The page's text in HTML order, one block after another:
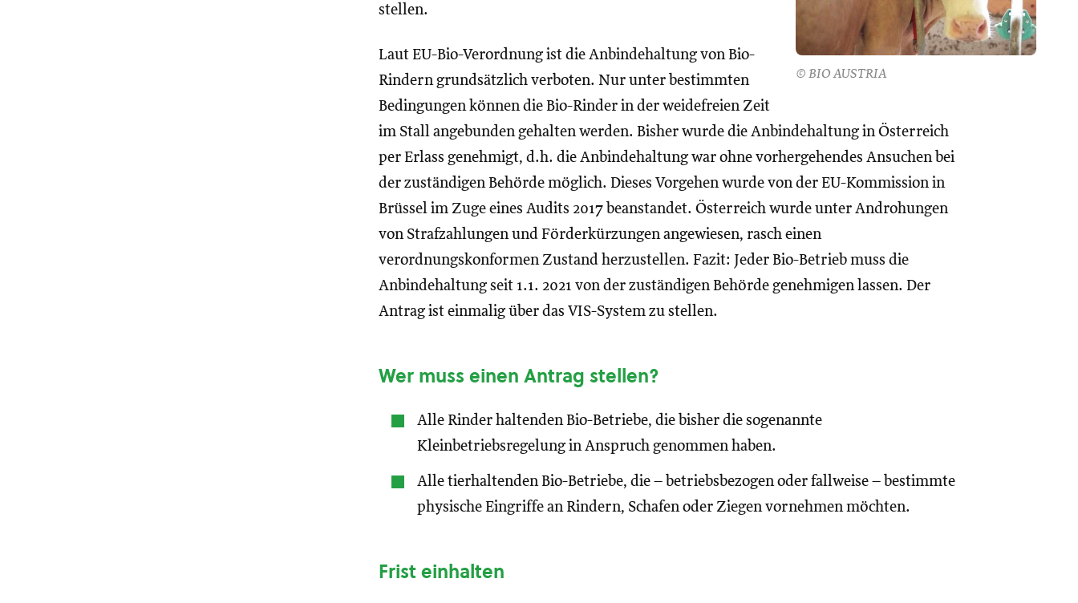
© BIO AUSTRIA
stellen.
Laut EU-Bio-Verordnung ist die Anbindehaltung von Bio-
Rindern grundsätzlich verboten. Nur unter bestimmten
Bedingungen können die Bio-Rinder in der weidefreien Zeit
im Stall angebunden gehalten werden. Bisher wurde die Anbindehaltung in Österreich
per Erlass genehmigt, d.h. die Anbindehaltung war ohne vorhergehendes Ansuchen bei
der zuständigen Behörde möglich. Dieses Vorgehen wurde von der EU-Kommission in
Brüssel im Zuge eines Audits 2017 beanstandet. Österreich wurde unter Androhungen
von Strafzahlungen und Förderkürzungen angewiesen, rasch einen
verordnungskonformen Zustand herzustellen. Fazit: Jeder Bio-Betrieb muss die
Anbindehaltung seit 1.1. 2021 von der zuständigen Behörde genehmigen lassen. Der
Antrag ist einmalig über das VIS-System zu stellen.
Wer muss einen Antrag stellen?
Alle Rinder haltenden Bio-Betriebe, die bisher die sogenannte
Kleinbetriebsregelung in Anspruch genommen haben.
Alle tierhaltenden Bio-Betriebe, die – betriebsbezogen oder fallweise – bestimmte
physische Eingriffe an Rindern, Schafen oder Ziegen vornehmen möchten.
Frist einhalten